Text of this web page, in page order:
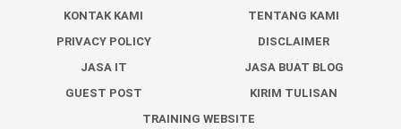
KONTAK KAMI
TENTANG KAMI
PRIVACY POLICY
DISCLAIMER
JASA IT
JASA BUAT BLOG
GUEST POST
KIRIM TULISAN
TRAINING WEBSITE